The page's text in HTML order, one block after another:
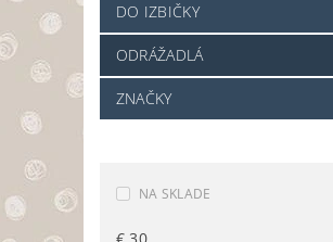
DO IZBIČKY
ODRÁŽADLÁ
ZNAČKY
NA SKLADE